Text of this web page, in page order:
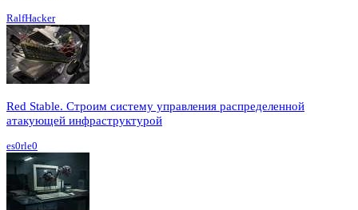
RalfHacker
Red Stable. Строим систему управления распределенной
атакующей инфраструктурой
es0rle0